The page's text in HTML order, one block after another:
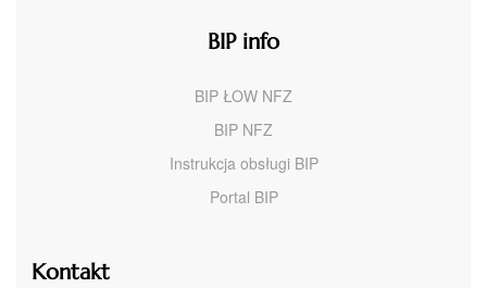
BIP info
BIP ŁOW NFZ
BIP NFZ
Instrukcja obsługi BIP
Portal BIP
Kontakt